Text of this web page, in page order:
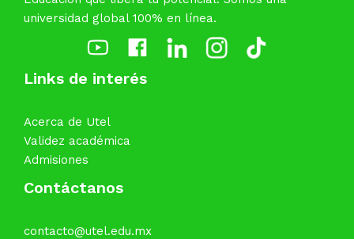
universidad global 100% en línea.
Links de interés
Acerca de Utel
Validez académica
Admisiones
Contáctanos
contacto@utel.edu.mx